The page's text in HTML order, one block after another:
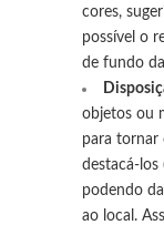
cores,
possível o
de fundo
objetos ou
para tornar
destacá-los
podendo
ao local.